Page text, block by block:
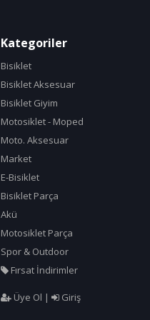
Kategoriler
Bisiklet
Bisiklet Aksesuar
Bisiklet Giyim
Motosiklet - Moped
Moto. Aksesuar
Market
E-Bisiklet
Bisiklet Parça
Akü
Motosiklet Parça
Spor & Outdoor
Fırsat İndirimler
Üye Ol | Giriş